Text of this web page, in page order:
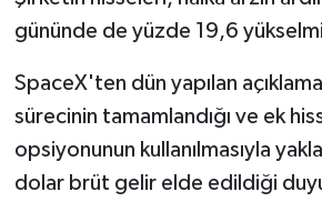
gününde de yüzde 19,6
SpaceX'ten dün yapılan
sürecinin tamamlandığı ve ek
opsiyonunun kullanılmasıyla
dolar brüt gelir elde edildiği